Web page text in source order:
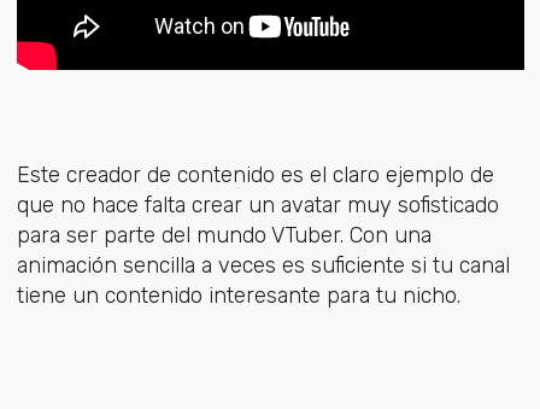
Este creador de contenido es el claro ejemplo de
que no hace falta crear un avatar muy sofisticado
para ser parte del mundo VTuber. Con una
animación sencilla a veces es suficiente si tu canal
tiene un contenido interesante para tu nicho.